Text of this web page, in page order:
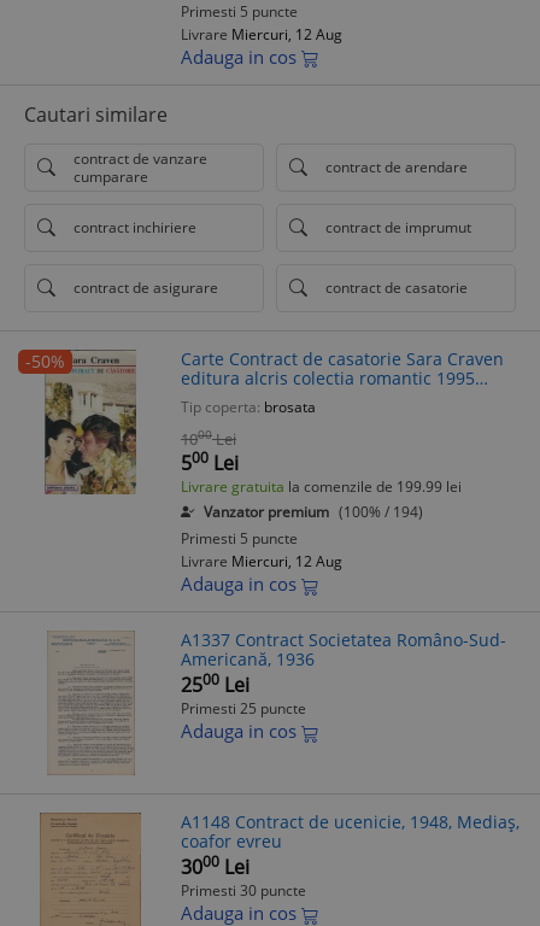
Primesti 5 puncte
Livrare Miercuri, 12 Aug
Adauga in cos
Cautari similare
contract de vanzare
cumparare
contract de arendare
contract inchiriere contract de imprumut
contract de asigurare contract de casatorie
-50%
Carte Contract de casatorie Sara Craven
editura alcris colectia romantic 1995
coperta cartonata editie veche
Tip coperta: brosata
1000 Lei
500 Lei
Livrare gratuita la comenzile de 199.99 lei
Vanzator premium (100% / 194)
Primesti 5 puncte
Livrare Miercuri, 12 Aug
Adauga in cos
A1337 Contract Societatea Româno-Sud-
Americană, 1936
2500 Lei
Primesti 25 puncte
Adauga in cos
A1148 Contract de ucenicie, 1948, Mediaș,
coafor evreu
3000 Lei
Primesti 30 puncte
Adauga in cos